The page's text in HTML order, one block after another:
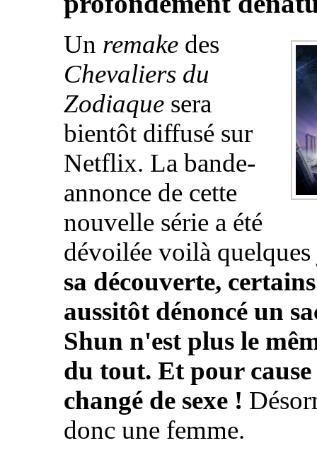
Un remake des
Chevaliers du
Zodiaque sera
bientôt diffusé sur
Netflix. La bande-
annonce de cette
nouvelle série a été
dévoilée voilà
sa découverte,
aussitôt dénoncé un
Shun n'est plus le
du tout. Et pour
changé de sexe !
donc une femme.